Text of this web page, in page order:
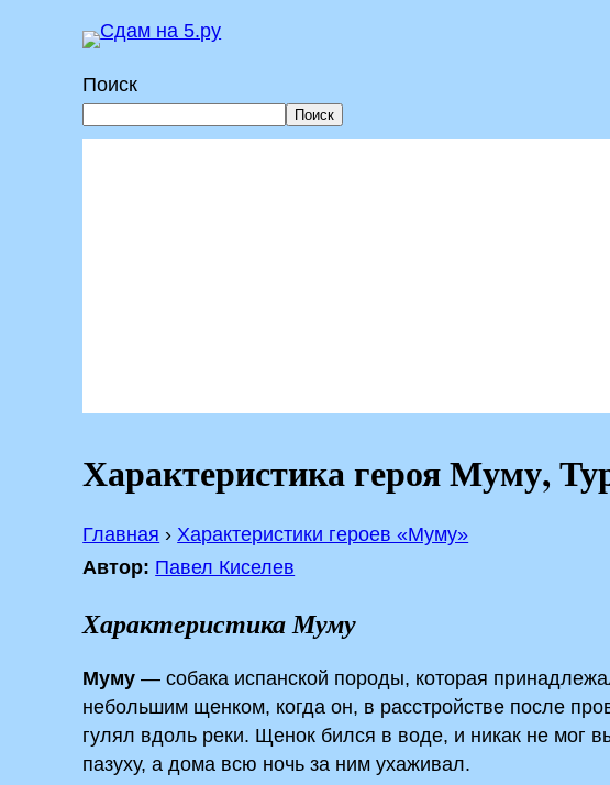
Перейти
к
содержимому
Поиск
Поиск
Характеристика героя Муму,
Главная › Характеристики героев «Муму»
Автор: Павел Киселев
Характеристика Муму
Муму — собака испанской породы, которая
небольшим щенком, когда он, в расстройстве после
гулял вдоль реки. Щенок бился в воде, и никак не мог
пазуху, а дома всю ночь за ним ухаживал.